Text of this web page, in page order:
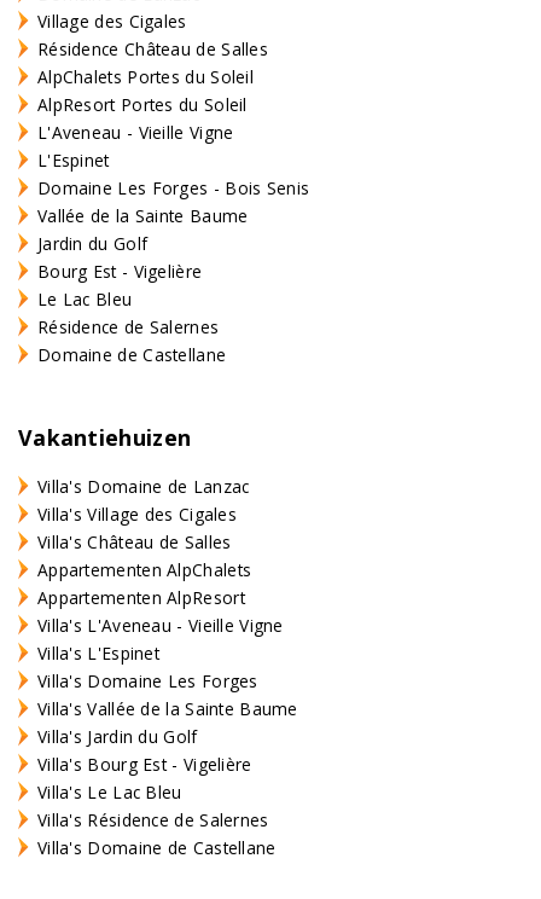
Village des Cigales
Résidence Château de Salles
AlpChalets Portes du Soleil
AlpResort Portes du Soleil
L'Aveneau - Vieille Vigne
L'Espinet
Domaine Les Forges - Bois Senis
Vallée de la Sainte Baume
Jardin du Golf
Bourg Est - Vigelière
Le Lac Bleu
Résidence de Salernes
Domaine de Castellane
Vakantiehuizen
Villa's Domaine de Lanzac
Villa's Village des Cigales
Villa's Château de Salles
Appartementen AlpChalets
Appartementen AlpResort
Villa's L'Aveneau - Vieille Vigne
Villa's L'Espinet
Villa's Domaine Les Forges
Villa's Vallée de la Sainte Baume
Villa's Jardin du Golf
Villa's Bourg Est - Vigelière
Villa's Le Lac Bleu
Villa's Résidence de Salernes
Villa's Domaine de Castellane